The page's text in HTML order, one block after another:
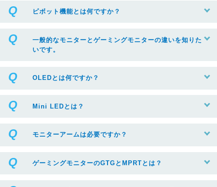
ピボット機能とは何ですか？
一般的なモニターとゲーミングモニターの違いを知りた
いです。
OLEDとは何ですか？
Mini LEDとは？
モニターアームは必要ですか？
ゲーミングモニターのGTGとMPRTとは？